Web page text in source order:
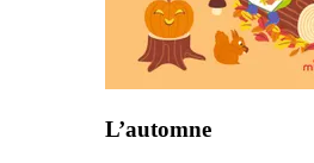
L’automne